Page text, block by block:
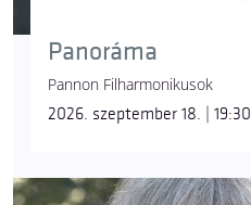
Panoráma
Pannon Filharmonikusok
2026. szeptember 18. | 19:30